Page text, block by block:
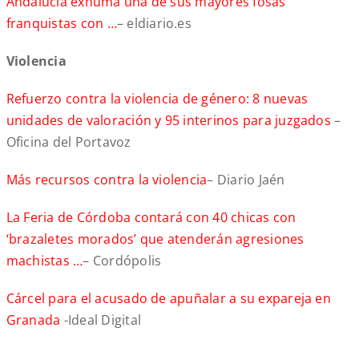
franquistas con …– eldiario.es
Violencia
Refuerzo contra la violencia de género: 8 nuevas
unidades de valoración y 95 interinos para juzgados –
Oficina del Portavoz
Más recursos contra la violencia– Diario Jaén
La Feria de Córdoba contará con 40 chicas con
‘brazaletes morados’ que atenderán agresiones
machistas …– Cordópolis
Cárcel para el acusado de apuñalar a su expareja en
Granada -Ideal Digital